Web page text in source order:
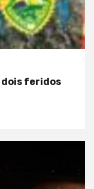
dois feridos